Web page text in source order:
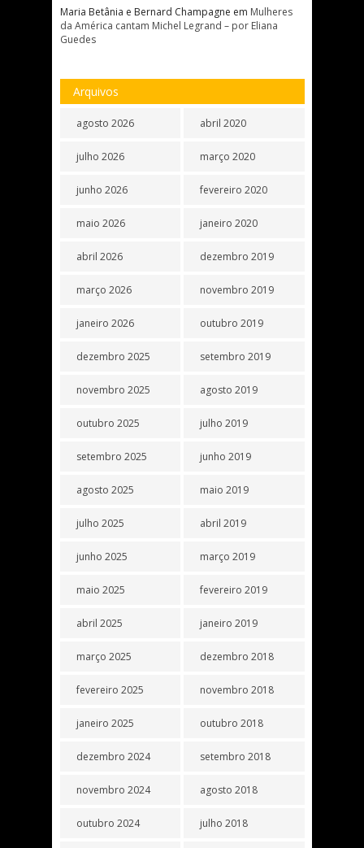
Maria Betânia e Bernard Champagne em Mulheres
da América cantam Michel Legrand – por Eliana
Guedes
Arquivos
agosto 2026
julho 2026
junho 2026
maio 2026
abril 2026
março 2026
janeiro 2026
dezembro 2025
novembro 2025
outubro 2025
setembro 2025
agosto 2025
julho 2025
junho 2025
maio 2025
abril 2025
março 2025
fevereiro 2025
janeiro 2025
dezembro 2024
novembro 2024
outubro 2024
abril 2020
março 2020
fevereiro 2020
janeiro 2020
dezembro 2019
novembro 2019
outubro 2019
setembro 2019
agosto 2019
julho 2019
junho 2019
maio 2019
abril 2019
março 2019
fevereiro 2019
janeiro 2019
dezembro 2018
novembro 2018
outubro 2018
setembro 2018
agosto 2018
julho 2018